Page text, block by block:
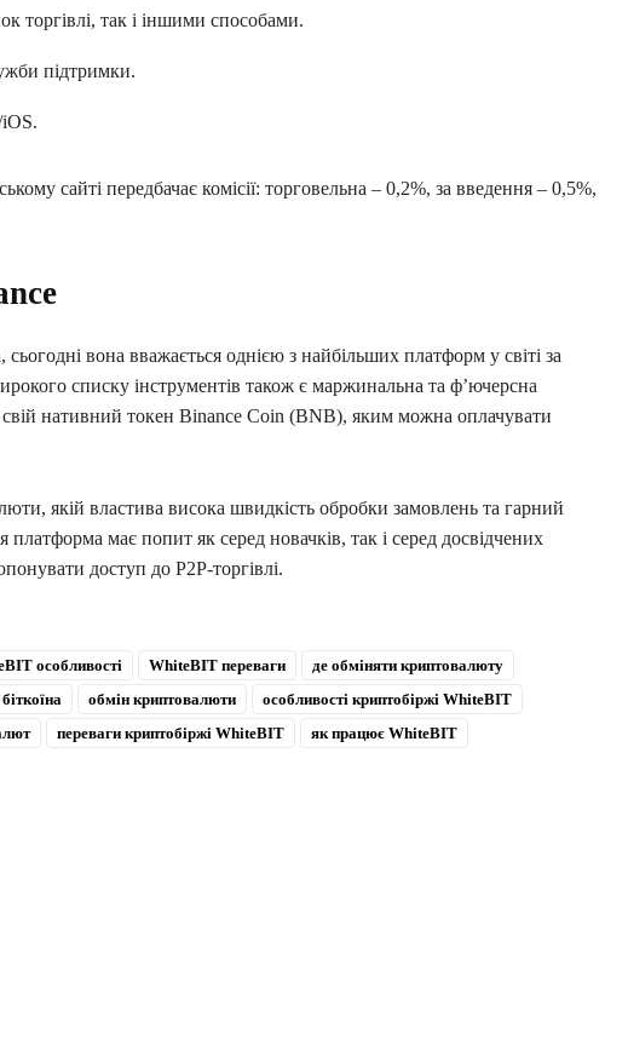
торгівлі, так і іншими способами.
підтримки.
сайті передбачає комісії: торговельна – 0,2%, за введення – 0,5%,
вона вважається однією з найбільших платформ у світі за
списку інструментів також є маржинальна та ф’ючерсна
свій нативний токен Binance Coin (BNB), яким можна оплачувати
якій властива висока швидкість обробки замовлень та гарний
платформа має попит як серед новачків, так і серед досвідчених
доступ до P2P-торгівлі.
особливості WhiteBIT переваги
де обміняти криптовалюту
обмін криптовалюти
особливості криптобіржі WhiteBIT
переваги криптобіржі WhiteBIT як працює WhiteBIT